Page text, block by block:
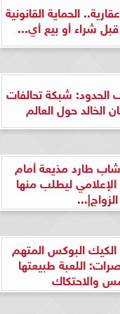
الحماية القانونية
قبل شراء أو بيع أي...
الحدود: شبكة تحالفات
الخالد حول العالم
طارد مذيعة أمام
الإعلامي ليطلب منها
الزواج|...
البوكس المتهم
اللعبة طبيعتها
والاحتكاك